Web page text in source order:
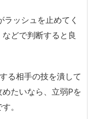
ッシュを止めてく
どで判断すると良
る相手の技を潰して
たいなら、立弱Pを
。